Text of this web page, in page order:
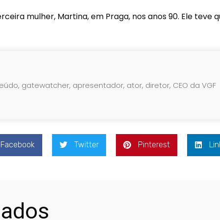
mulher, Martina, em Praga, nos anos 90. Ele teve
gatewatcher, apresentador, ator, diretor, CEO da VGF
Facebook Twitter Pinterest